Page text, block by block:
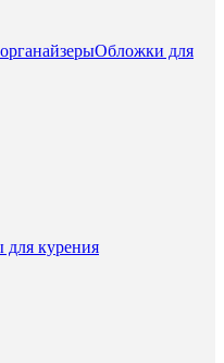
Обложки для
для курения